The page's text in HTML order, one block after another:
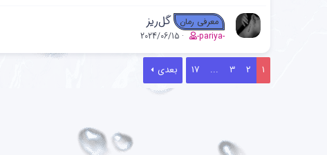
معرفی رمان گل‌ریز
-pariya-
2024/06/15
1
2
3
...
17 بعدی